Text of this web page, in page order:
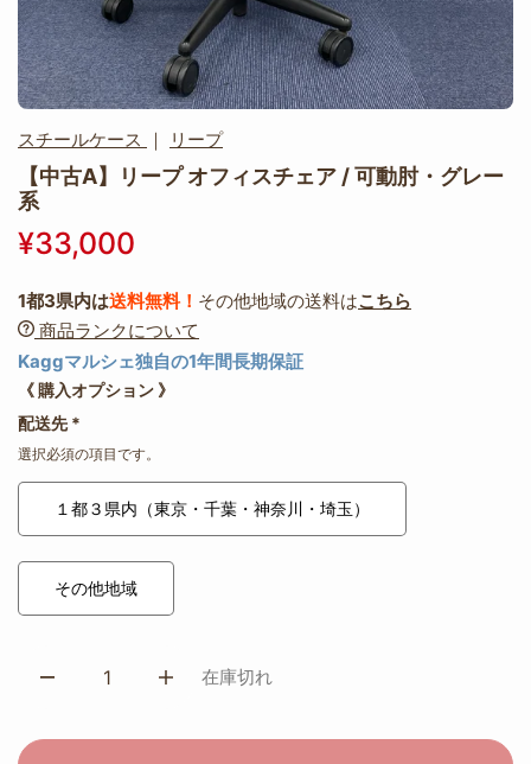
スチールケース ｜ リープ
【中古A】リープ オフィスチェア / 可動肘・グレー
系
¥33,000
1都3県内は送料無料！ その他地域の送料はこちら
商品ランクについて
Kaggマルシェ独自の1年間長期保証
《 購入オプション 》
配送先*
選択必須の項目です。
１都３県内（東京・千葉・神奈川・埼玉）
その他地域
在庫切れ